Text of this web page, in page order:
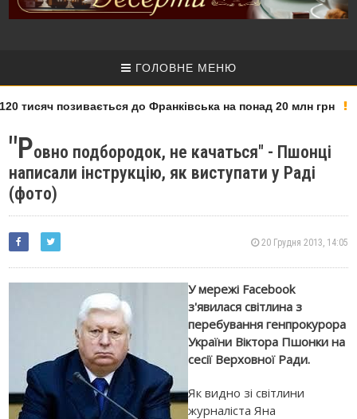
ГОЛОВНЕ МЕНЮ
тисяч позивається до Франківська на понад 20 млн грн
"Ровно подбородок, не качаться" - Пшонці
написали інструкцію, як виступати у Раді
(фото)
20 Грудня 2013, 14:05
У мережі Facebook
з'явилася світлина з
перебування генпрокурора
України Віктора Пшонки на
сесії Верховної Ради.
Як видно зі світлини
журналіста Яна